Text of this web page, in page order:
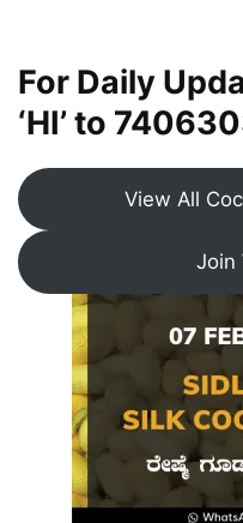
For Daily
‘HI’ to
View All
Join